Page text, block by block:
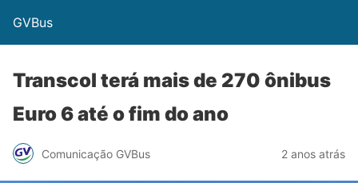
GVBus
Transcol terá mais de 270 ônibus
Euro 6 até o fim do ano
Comunicação GVBus 2 anos atrás